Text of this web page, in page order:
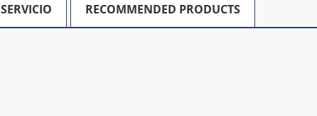
SERVICIO RECOMMENDED PRODUCTS